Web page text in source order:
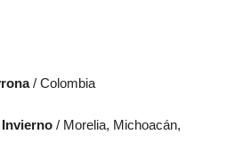
/ Colombia
/ Morelia, Michoacán,